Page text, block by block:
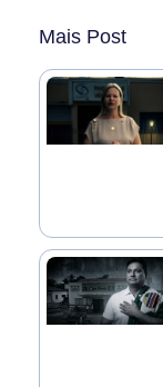
Mais Post